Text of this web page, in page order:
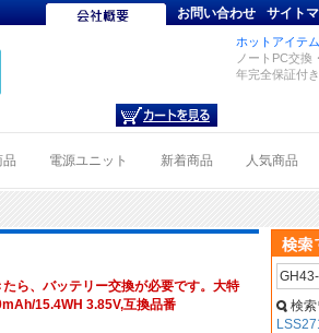
お問い合わせ サイト
ホットアイテ
ノートPC交換
年完全保証付き
品 電源ユニット 新着商品 人気商品
ら、バッテリー交換が必要です。大特
15.4WH 3.85V,互換品番
検索